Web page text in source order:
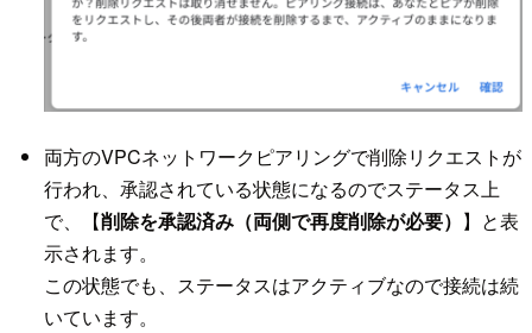
両方のVPCネットワークピアリングで削除リクエストが
行われ、承認されている状態になるのでステータス上
で、【削除を承認済み（両側で再度削除が必要） 】と表
示されます。
この状態でも、ステータスはアクティブなので接続は続
いています。